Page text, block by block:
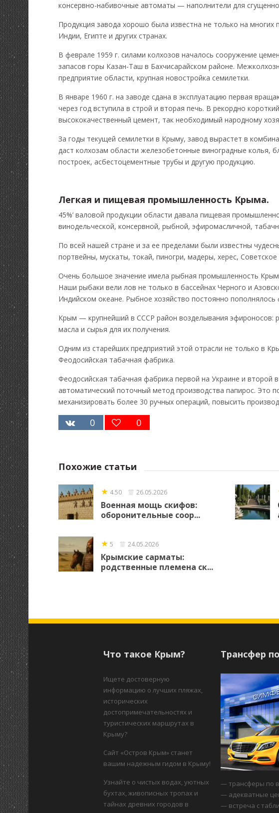
консервно-набивочные автоматы — наполнители для
Продукция завода хорошо была известна не только на многих
Индии, Египте и других странах.
В феврале 1959 г. силами колхозов началось сооружение
запасов горы Казан-Таш в Бахчисарайском районе.
предприятие области, крупная новостройка семилетки.
В январе 1960 г. на заводе сдана в эксплуатацию первая
через год вступила в строй и вторая печь. В рекордно
высококачественный цемент, так необходимый народному
За годы текущей семилетки в Крыму, завод вырастет в
даст колхозам области железобетонные виноградные колья,
построек, асбестоцементные трубы и другую продукцию.
Легкая и пищевая промышленность Крыма.
45%’ валовой продукции области давала пищевая
винодельческой, консервной, рыбной, эфиромасличной,
По всей нашей стране и за ее пределами были известны
портвейны, мускаты, токай, пиногри, мадеры, херес,
Очень большое значение имела рыбная промышленность
Наши рыбаки вели лов не только в бассейнах Черного и
Индийском океане. Рыбное хозяйство постоянно
Крым — крупнейший в СССР район возделывания эфироносов:
масла и сырья для их получения.
Одним из старейших предприятий этой отрасли не только в
Феодосийская табачная фабрика.
Феодосийская табачная фабрика первой на Украине и второй
автоматический поточный метод производства папирос. Это
механизировать более 30 ручных операций, повысить
0 0
Похожие статьи
★ 4.50 26.05.2026
Военная мощь скифов:
оборонительные соор...
★ 5 24.05.2026
Крымские сарматы:
родственные племена ск...
Что такое Крым?
Ищете достоверную
информацию о лучших пляжах,
исторических
достопримечательностях и
туристических маршрутах в
Крыму?
Сайт «Остров Крым» станет
вашим надежным гидом в Крыму!
Узнайте о чистых водах, уютных
бухтах, живописных тропах и
тайнах древних городов в
Трансфер
— трансферы по
— адекватные
— встреча с